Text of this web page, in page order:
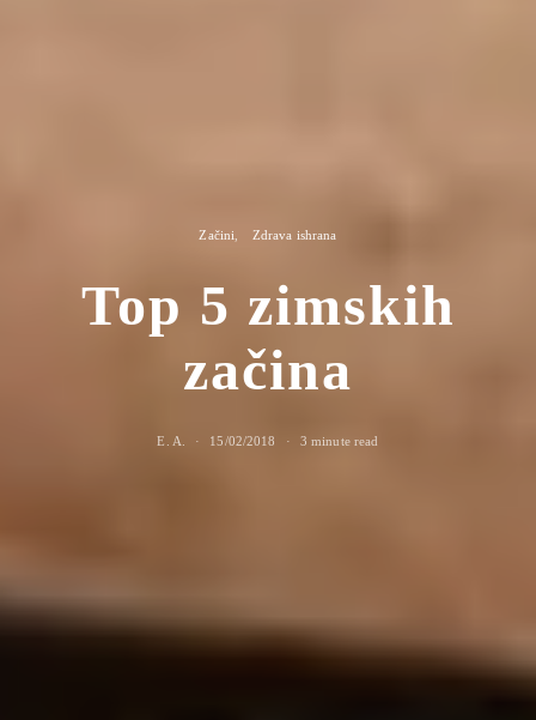
Začini Zdrava ishrana
Top 5 zimskih
začina
E. A. 15/02/2018 3 minute read